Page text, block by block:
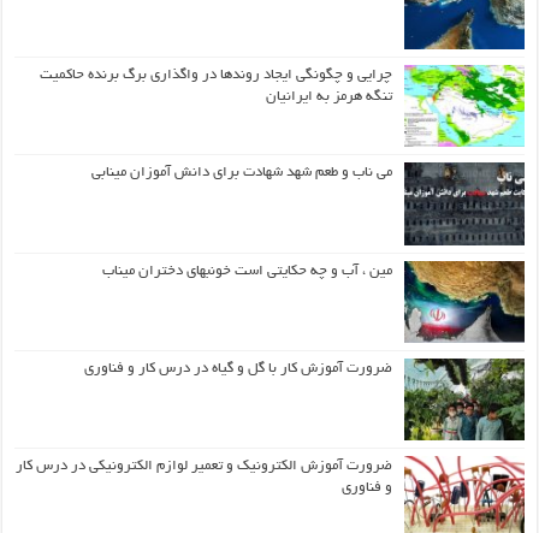
چرایی و چگونگی ایجاد روندها در واگذاری برگ برنده حاکمیت
تنگه هرمز به ایرانیان
می ناب و طعم شهد شهادت برای دانش آموزان مینابی
مین ، آب و چه حکایتی است خونبهای دختران میناب
ضرورت آموزش کار با گل و گیاه در درس کار و فناوری
ضرورت آموزش الکترونیک و تعمیر لوازم الکترونیکی در درس کار
و فناوری